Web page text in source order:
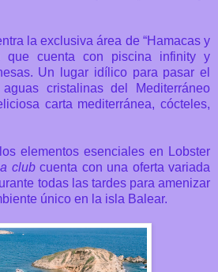
la exclusiva área de “Hamacas y
que cuenta con piscina infinity y
Un lugar idílico para pasar el
cristalinas del Mediterráneo
carta mediterránea, cócteles,
elementos esenciales en Lobster
clubcuenta con una oferta variada
todas las tardes para amenizar
único en la isla Balear.